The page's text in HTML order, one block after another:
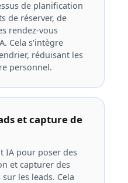
de planification
de réserver, de
rendez-vous
Cela s'intègre
réduisant les
personnel.
et capture de
IA pour poser des
et capturer des
les leads. Cela